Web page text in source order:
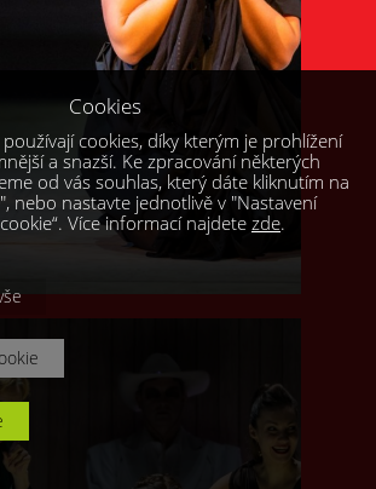
Cookies
cookies, díky kterým je prohlížení
a snazší. Ke zpracování některých
od vás souhlas, který dáte kliknutím na
nebo nastavte jednotlivě v "Nastavení
Více informací najdete zde.